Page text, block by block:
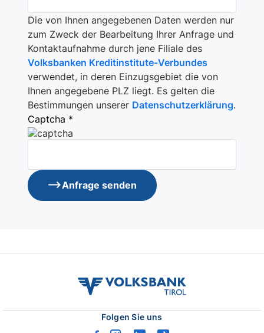
Die von Ihnen angegebenen Daten werden nur
zum Zweck der Bearbeitung Ihrer Anfrage und
Kontaktaufnahme durch jene Filiale des
Volksbanken Kreditinstitute-Verbundes
verwendet, in deren Einzugsgebiet die von
Ihnen angegebene PLZ liegt. Es gelten die
Bestimmungen unserer Datenschutzerklärung.
Captcha *
Anfrage senden
volksbank
Folgen Sie uns